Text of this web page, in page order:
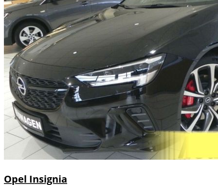
Opel Insignia